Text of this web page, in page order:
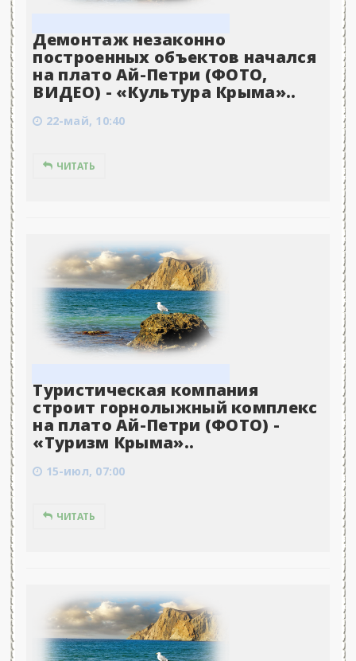
Демонтаж незаконно
построенных объектов начался
на плато Ай-Петри (ФОТО,
ВИДЕО) - «Культура Крыма»..
22-май, 10:40
ЧИТАТЬ
Туристическая компания
строит горнолыжный комплекс
на плато Ай-Петри (ФОТО) -
«Туризм Крыма»..
15-июл, 07:00
ЧИТАТЬ